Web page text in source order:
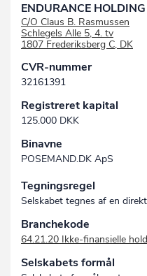
ENDURANCE
C/O Claus B. Rasmussen
Schlegels Alle 5, 4. tv
1807 Frederiksberg C, DK
CVR-nummer
32161391
Registreret kapital
125.000 DKK
Binavne
POSEMAND.DK ApS
Tegningsregel
Selskabet tegnes af en
Branchekode
64.21.20 Ikke-finansielle
Selskabets formål